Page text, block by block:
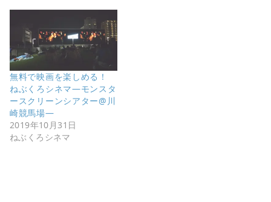
無料で映画を楽しめる！
ねぶくろシネマ―モンスタ
ースクリーンシアター@川
崎競馬場―
2019年10月31日
ねぶくろシネマ